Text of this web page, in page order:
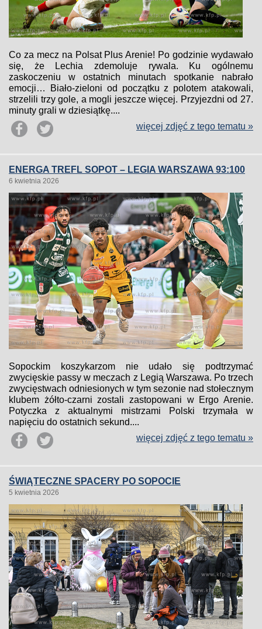
Co za mecz na Polsat Plus Arenie! Po godzinie wydawało
się, że Lechia zdemoluje rywala. Ku ogólnemu
zaskoczeniu w ostatnich minutach spotkanie nabrało
emocji… Biało-zieloni od początku z polotem atakowali,
strzelili trzy gole, a mogli jeszcze więcej. Przyjezdni od 27.
minuty grali w dziesiątkę....
więcej zdjęć z tego tematu »
ENERGA TREFL SOPOT – LEGIA WARSZAWA 93:100
6 kwietnia 2026
Sopockim koszykarzom nie udało się podtrzymać
zwycięskie passy w meczach z Legią Warszawa. Po trzech
zwycięstwach odniesionych w tym sezonie nad stołecznym
klubem żółto-czarni zostali zastopowani w Ergo Arenie.
Potyczka z aktualnymi mistrzami Polski trzymała w
napięciu do ostatnich sekund....
więcej zdjęć z tego tematu »
ŚWIĄTECZNE SPACERY PO SOPOCIE
5 kwietnia 2026